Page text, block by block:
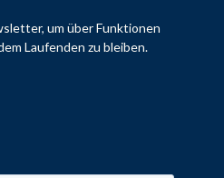
um über Funktionen
Laufenden zu bleiben.